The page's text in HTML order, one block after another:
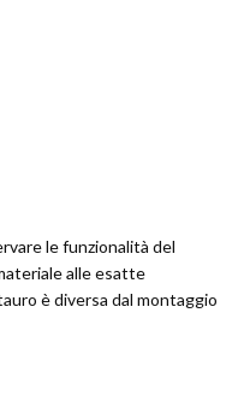
le funzionalità del
alle esatte
è diversa dal montaggio